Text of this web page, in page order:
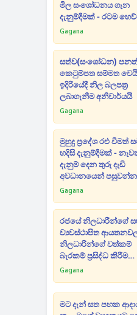
මිල සංශෝධනය ගැන
දැනුම්දීමක් - රටම
ගණන් මෙන්න
Gagana
සත්ව(සංශෝධන) පනත්
කෙටුම්පත සම්මත
ඉදිරියේදී නිල බලපත්‍ර
ලබාගැනීම අනිවාර්යයි
Gagana
මුහුදු ප්‍රදේශ රළු වීමත්
හදිසි දැනුම්දීමක් -
දැනුම් දෙන තුරු දැඩි
අවධානයෙන්
දන්වයි
Gagana
රජයේ නිලධාරීන්ගේ
ව්‍යවස්ථාපිත
නිලධාරින්ගේ වත්කම්
බැරකම් ප්‍රසිද්ධ කිරීම
සම්බන්ධයෙන්
Gagana
මට දැන් සත පහක